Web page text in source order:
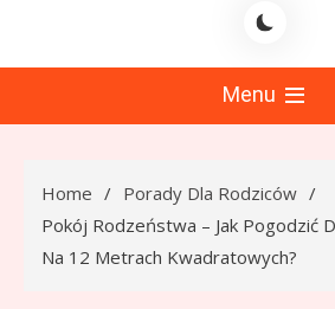
Porady
Menu
Home
Porady Dla Rodziców
Pokój Rodzeństwa – Jak Pogodzić
Na 12 Metrach Kwadratowych?